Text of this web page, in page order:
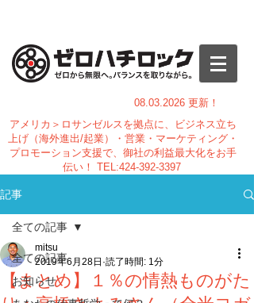
08.03.2026 更新！
アメリカ＞ロサンゼルスを拠点に、ビジネス立ち
上げ（海外進出/起業）・営業・マーケティング・
プロモーション支援で、御社の利益最大化をお手
伝い！ TEL:424-392-3397
記事
全ての記事
お知らせ
全ての記事
【まとめ】１％の情熱ものがた
mitsu
2019年6月28日 読了時間: 1分